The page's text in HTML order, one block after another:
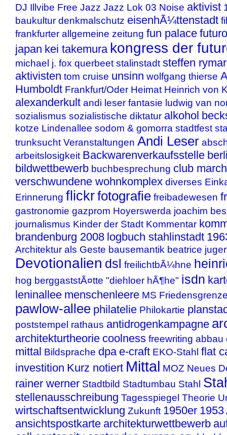
DJ Illvibe Free Jazz Jazz Lok 03 Noise aktivist
baukultur denkmalschutz eisenhÃ¼ttenstadt
frankfurter allgemeine zeitung fun palace
japan kei takemura kongress der
michael j. fox querbeet stalinstadt steffen
aktivisten tom cruise unsinn wolfgang thierse
Humboldt Frankfurt/Oder Heimat Heinrich von
alexanderkult andi leser fantasie ludwig van
sozialismus sozialistische diktatur alkohol
kotze Lindenallee sodom & gomorra stadtfest
trunksucht Veranstaltungen Andi Leser
arbeitslosigkeit Backwarenverkaufsstelle
bildwettbewerb buchbesprechung club
verschwundene wohnkomplex diverses
Erinnerung flickrfotografie freibadewesen
gastronomie gazprom Hoyerswerda joachim
journalismus Kinder der Stadt Kommentar
brandenburg 2008 logbuch stahlinstadt
Architektur als Geste bausemantik beatrice
Devotionalien dsl freilichtbÃ¼hne
hog berggaststÃ¤tte "diehloer hÃ¶he" isdn
leninallee menschenleere MS
pawlow-allee philatelie Philokartie
poststempel rathaus antidrogenkampagne
architekturtheorie coolness freewriting abbau
mittal Bildsprache dpa e-craft EKO-Stahl flat
investition Kurz notiert Mittal MOZ Neues
rainer werner Stadtbild Stadtumbau Stahl
stellenausschreibung Tagesspiegel Theorie
wirtschaftsentwicklung Zukunft 1950er 1953
ansichtspostkarte architekturwettbewerb